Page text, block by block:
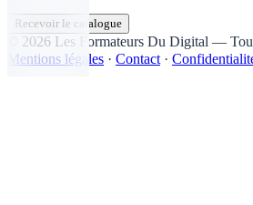
Recevoir le catalogue
© 2026 Les Formateurs Du Digital —
Mentions légales · Contact ·